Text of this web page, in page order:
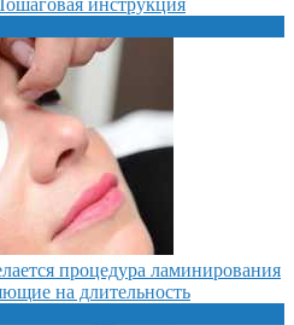
процедура ламинирования
на длительность